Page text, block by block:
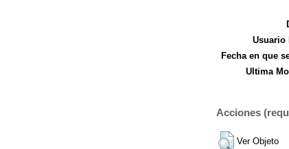
Usuario
Fecha en que
Ultima
Acciones
Ver Objeto